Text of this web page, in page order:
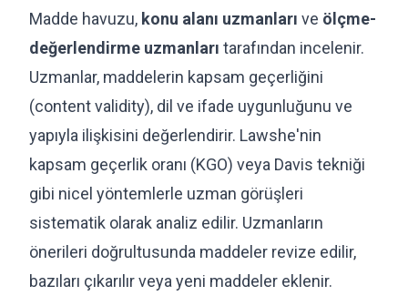
Madde havuzu, konu alanı uzmanları ve ölçme-
değerlendirme uzmanları tarafından incelenir.
Uzmanlar, maddelerin kapsam geçerliğini
(content validity), dil ve ifade uygunluğunu ve
yapıyla ilişkisini değerlendirir. Lawshe'nin
kapsam geçerlik oranı (KGO) veya Davis tekniği
gibi nicel yöntemlerle uzman görüşleri
sistematik olarak analiz edilir. Uzmanların
önerileri doğrultusunda maddeler revize edilir,
bazıları çıkarılır veya yeni maddeler eklenir.